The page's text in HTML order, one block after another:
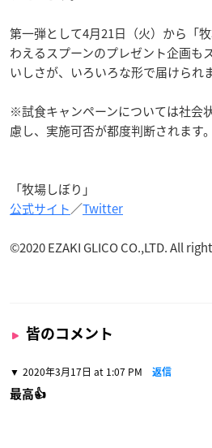
第一弾として4月21日（火）から「
わえるスプーンのプレゼント企画も
いしさが、いろいろな形で届けられ
※試食キャンペーンについては社会
慮し、実施可否が都度判断されます。
「牧場しぼり」
公式サイト／Twitter
©2020 EZAKI GLICO CO.,LTD. All
皆のコメント
2020年3月17日 at 1:07 PM 返信
最高👍